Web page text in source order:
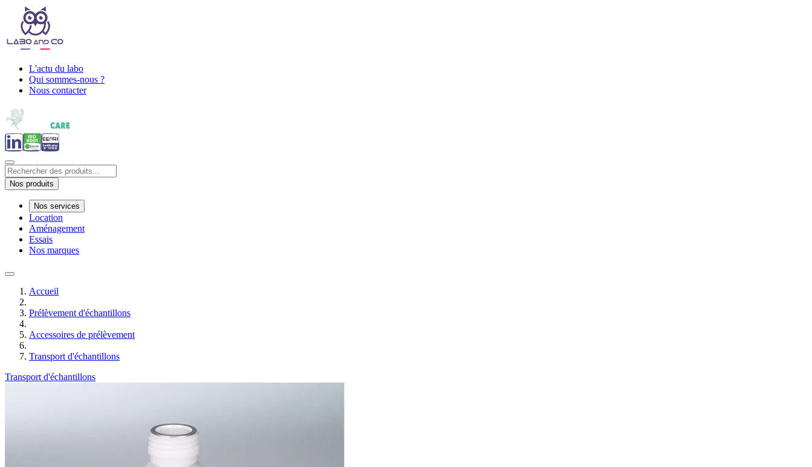
L'actu du labo
Qui sommes-nous ?
Nous contacter
Nos produits
Nos services
Location
Aménagement
Essais
Nos marques
Accueil
Prélèvement d'échantillons
Accessoires de prélèvement
Transport d'échantillons
Transport d'échantillons